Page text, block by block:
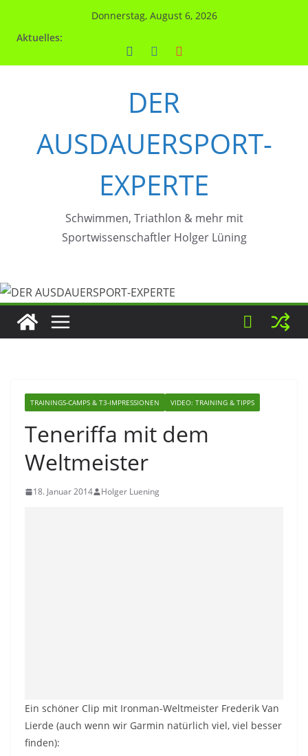
Donnerstag, August 6, 2026
Aktuelles:
DER
AUSDAUERSPORT-
EXPERTE
Schwimmen, Triathlon & mehr mit
Sportwissenschaftler Holger Lüning
TRAININGS-CAMPS & T3-IMPRESSIONEN VIDEO: TRAINING & TIPPS
Teneriffa mit dem
Weltmeister
18. Januar 2014 Holger Luening
Ein schöner Clip mit Ironman-Weltmeister Frederik Van
Lierde (auch wenn wir Garmin natürlich viel, viel besser
finden):